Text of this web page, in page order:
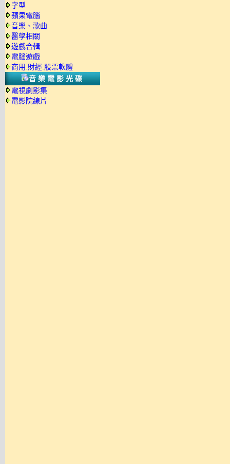
字型
蘋果電腦
音樂、歌曲
醫學相關
遊戲合輯
電腦遊戲
商用.財經.股票軟體
音樂電影光碟
電視劇影集
電影院線片